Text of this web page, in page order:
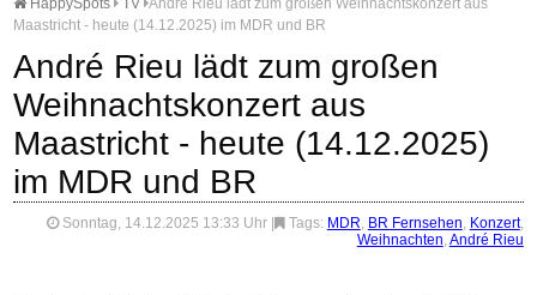
HappySpots TV André Rieu lädt zum großen Weihnachtskonzert aus
Maastricht - heute (14.12.2025) im MDR und BR
André Rieu lädt zum großen
Weihnachtskonzert aus
Maastricht - heute (14.12.2025)
im MDR und BR
Sonntag, 14.12.2025 13:33 Uhr Tags: MDR, BR Fernsehen, Konzert,
Weihnachten, André Rieu